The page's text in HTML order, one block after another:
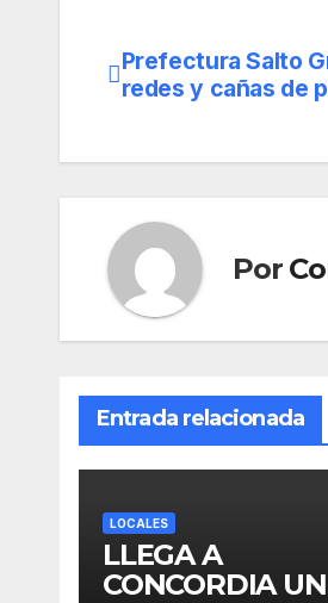
Navegación
entradas
Prefectura Salto
redes y cañas de
Por
Entrada relacionada
LOCALES
LLEGA A
CONCORDIA UN